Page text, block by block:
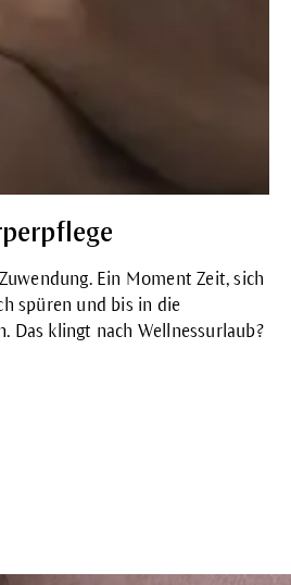
Ein Moment Zeit, sich
spüren und bis in die
Das klingt nach Wellnessurlaub?